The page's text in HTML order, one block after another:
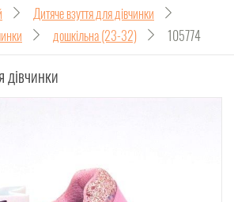
Дитяче взуття для дівчинки
дошкільна (23-32) 105774
дівчинки